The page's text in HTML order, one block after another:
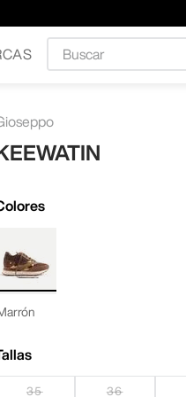
35 36